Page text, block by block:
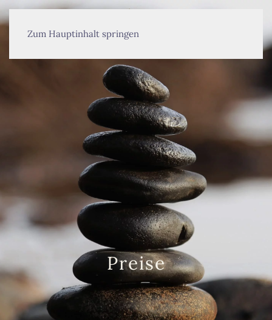
Zum Hauptinhalt springen
Preise